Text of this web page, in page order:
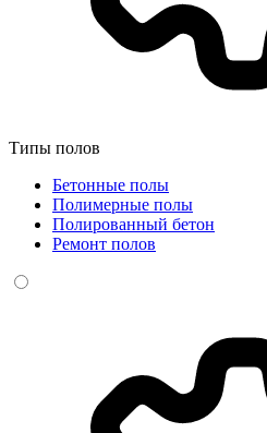
Типы полов
Бетонные полы
Полимерные полы
Полированный бетон
Ремонт полов